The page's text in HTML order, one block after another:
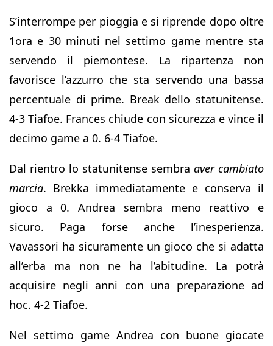
S’interrompe per pioggia e si riprende dopo oltre
1ora e 30 minuti nel settimo game mentre sta
servendo il piemontese. La ripartenza non
favorisce l’azzurro che sta servendo una bassa
percentuale di prime. Break dello statunitense.
4-3 Tiafoe. Frances chiude con sicurezza e vince il
decimo game a 0. 6-4 Tiafoe.
Dal rientro lo statunitense sembra aver cambiato
marcia. Brekka immediatamente e conserva il
gioco a 0. Andrea sembra meno reattivo e
sicuro. Paga forse anche l’inesperienza.
Vavassori ha sicuramente un gioco che si adatta
all’erba ma non ne ha l’abitudine. La potrà
acquisire negli anni con una preparazione ad
hoc. 4-2 Tiafoe.
Nel settimo game Andrea con buone giocate